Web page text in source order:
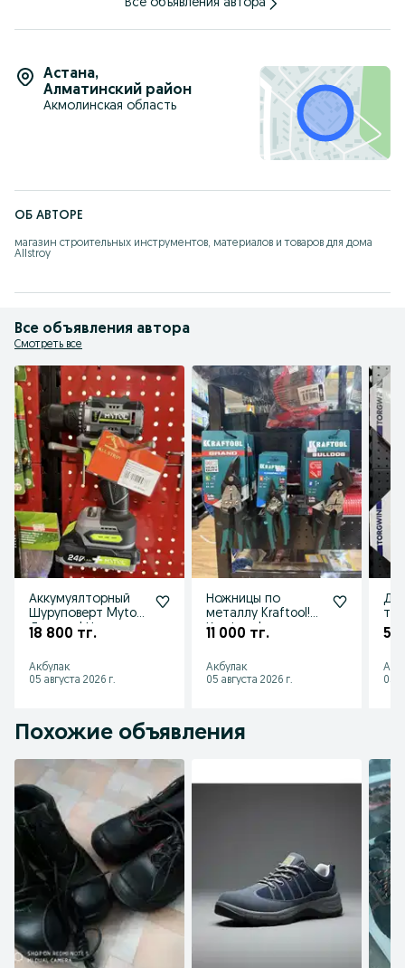
Все объявления автора
Астана,
Алматинский район
Акмолинская область
ОБ АВТОРЕ
магазин строительных инструментов, материалов и товаров для дома
Allstroy
Все объявления автора
Смотреть все
Аккумуялторный
Шуруповерт Mytol!
Досавка! Низкие
Скидки!
18 800 тг.
Акбулак
05 августа 2026 г.
Ножницы по
металлу Kraftool!
Крафтул!
Открыты до 23:00!
НДС!
11 000 тг.
Акбулак
05 августа 2026 г.
5
05
Похожие объявления